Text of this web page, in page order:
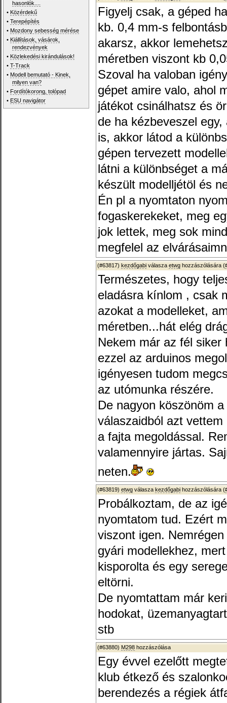
hasonlók....
• Közérdekű
•Terepépítés
• Mozdony sebesség mérése
• Kiállítások, vásárok,
rendezvények
• Közlekedési kirándulások!
•T-Track
• Modell bemutató - Kinek,
milyen van?
• Fordítókorong, tolópad
• ESU navigátor
Figyelj csak, a géped
kb. 0,4 mm-s
akarsz, akkor
méretben viszont kb
Szoval ha valoban
gépet amire valo, ahol
játékot csinálhatsz és
de ha kézbeveszel
is, akkor látod a
gépen tervezett
látni a különbséget a
készült modelljétöl és
Én pl a nyomtaton
fogaskerekeket, meg
jok lettek, meg sok
megfelel az
(#63817) kezdőgabi válasza etwg hozzászólására (
Természetes, hogy
eladásra kínlom , csak
azokat a modelleket,
méretben...hát elég
Nekem már az fél siker
ezzel az arduinos
igényesen tudom
az utómunka részére.
De nagyon köszönöm
válaszaidból azt
a fajta megoldással.
valamennyire jártas.
neten.
(#63819) etwg válasza kezdőgabi hozzászólására (
Probálkoztam, de az
nyomtatom tud. Ezért
viszont igen.
gyári modellekhez,
kisporolta és egy
eltörni.
De nyomtattam már
hodokat,
stb
(#63880) M298 hozzászólása
Egy évvel ezelőtt
klub étkező és
berendezés a régiek